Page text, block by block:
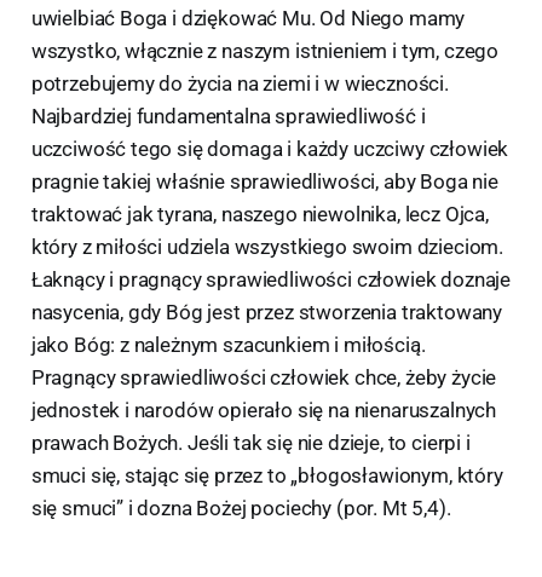
uwielbiać Boga i dziękować Mu. Od Niego mamy
wszystko, włącznie z naszym istnieniem i tym, czego
potrzebujemy do życia na ziemi i w wieczności.
Najbardziej fundamentalna sprawiedliwość i
uczciwość tego się domaga i każdy uczciwy człowiek
pragnie takiej właśnie sprawiedliwości, aby Boga nie
traktować jak tyrana, naszego niewolnika, lecz Ojca,
który z miłości udziela wszystkiego swoim dzieciom.
Łaknący i pragnący sprawiedliwości człowiek doznaje
nasycenia, gdy Bóg jest przez stworzenia traktowany
jako Bóg: z należnym szacunkiem i miłością.
Pragnący sprawiedliwości człowiek chce, żeby życie
jednostek i narodów opierało się na nienaruszalnych
prawach Bożych. Jeśli tak się nie dzieje, to cierpi i
smuci się, stając się przez to „błogosławionym, który
się smuci” i dozna Bożej pociechy (por. Mt 5,4).